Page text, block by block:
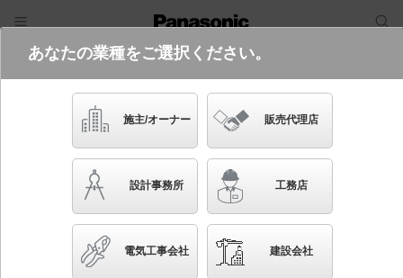
電気・建築設備（ビジネス）
フリーワード
品番・キーワード
NYM20281 RX9
(代替品
あなたの業種をご選択ください。
施主/オーナー 販売代理店
設計事務所 工務店
電気工事会社 建設会社